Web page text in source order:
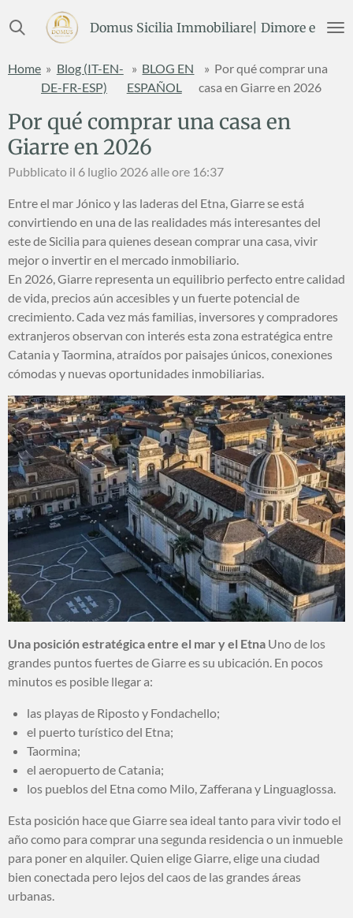
al
principale
Domus Sicilia Immobiliare| Dimore e
Home » Blog (IT-EN-
DE-FR-ESP)
» BLOG EN
ESPAÑOL
» Por qué comprar una
casa en Giarre en 2026
Por qué comprar una casa en
Giarre en 2026
Pubblicato il 6 luglio 2026 alle ore 16:37
Entre el mar Jónico y las laderas del Etna, Giarre se está
convirtiendo en una de las realidades más interesantes del
este de Sicilia para quienes desean comprar una casa, vivir
mejor o invertir en el mercado inmobiliario.
En 2026, Giarre representa un equilibrio perfecto entre calidad
de vida, precios aún accesibles y un fuerte potencial de
crecimiento. Cada vez más familias, inversores y compradores
extranjeros observan con interés esta zona estratégica entre
Catania y Taormina, atraídos por paisajes únicos, conexiones
cómodas y nuevas oportunidades inmobiliarias.
Una posición estratégica entre el mar y el Etna Uno de los
grandes puntos fuertes de Giarre es su ubicación. En pocos
minutos es posible llegar a:
las playas de Riposto y Fondachello;
el puerto turístico del Etna;
Taormina;
el aeropuerto de Catania;
los pueblos del Etna como Milo, Zafferana y Linguaglossa.
Esta posición hace que Giarre sea ideal tanto para vivir todo el
año como para comprar una segunda residencia o un inmueble
para poner en alquiler. Quien elige Giarre, elige una ciudad
bien conectada pero lejos del caos de las grandes áreas
urbanas.